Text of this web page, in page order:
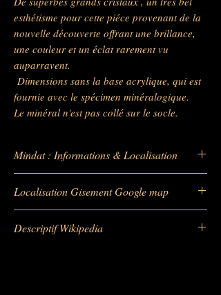
esthétisme pour cette piéce provenant de la
nouvelle découverte offrant une brillance,
une couleur et un éclat rarement vu
auparravent.
Dimensions sans la base acrylique, qui est
fournie avec le spécimen minéralogique.
Le minéral n'est pas collé sur le socle.
Mindat : Informations & Localisation
Localisation Gisement Google map
Descriptif Wikipedia